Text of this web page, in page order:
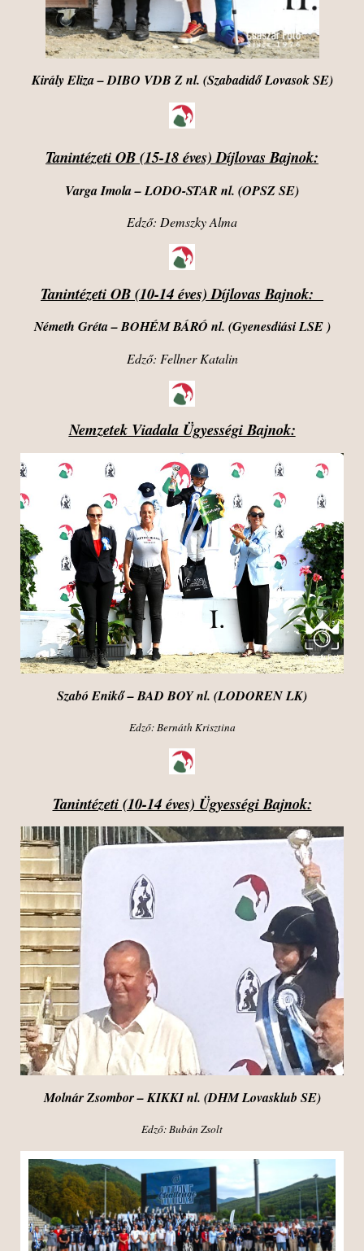
Király Eliza – DIBO VDB Z nl. (Szabadidő Lovasok SE)
Tanintézeti OB (15-18 éves) Díjlovas Bajnok:
Varga Imola – LODO-STAR nl. (OPSZ SE)
Edző: Demszky Alma
Tanintézeti OB (10-14 éves) Díjlovas Bajnok:
Németh Gréta – BOHÉM BÁRÓ nl. (Gyenesdiási LSE )
Edző: Fellner Katalin
Nemzetek Viadala Ügyességi Bajnok:
Szabó Enikő – BAD BOY nl. (LODOREN LK)
Edző: Bernáth Krisztina
Tanintézeti (10-14 éves) Ügyességi Bajnok:
Molnár Zsombor – KIKKI nl. (DHM Lovasklub SE)
Edző: Bubán Zsolt